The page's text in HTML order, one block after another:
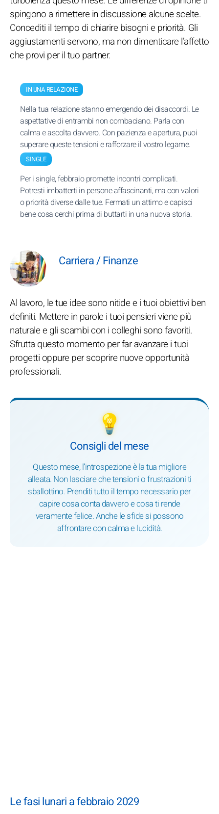
spingono a rimettere in discussione alcune scelte.
Concediti il tempo di chiarire bisogni e priorità. Gli
aggiustamenti servono, ma non dimenticare l’affetto
che provi per il tuo partner.
IN UNA RELAZIONE
Nella tua relazione stanno emergendo dei disaccordi. Le
aspettative di entrambi non combaciano. Parla con
calma e ascolta davvero. Con pazienza e apertura, puoi
superare queste tensioni e rafforzare il vostro legame.
SINGLE
Per i single, febbraio promette incontri complicati.
Potresti imbatterti in persone affascinanti, ma con valori
o priorità diverse dalle tue. Fermati un attimo e capisci
bene cosa cerchi prima di buttarti in una nuova storia.
Carriera / Finanze
Al lavoro, le tue idee sono nitide e i tuoi obiettivi ben
definiti. Mettere in parole i tuoi pensieri viene più
naturale e gli scambi con i colleghi sono favoriti.
Sfrutta questo momento per far avanzare i tuoi
progetti oppure per scoprire nuove opportunità
professionali.
💡
Consigli del mese
Questo mese, l’introspezione è la tua migliore
alleata. Non lasciare che tensioni o frustrazioni ti
sballottino. Prenditi tutto il tempo necessario per
capire cosa conta davvero e cosa ti rende
veramente felice. Anche le sfide si possono
affrontare con calma e lucidità.
Le fasi lunari a febbraio 2029